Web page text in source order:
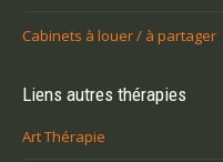
Cabinets à louer / à partager
Liens autres thérapies
Art Thérapie